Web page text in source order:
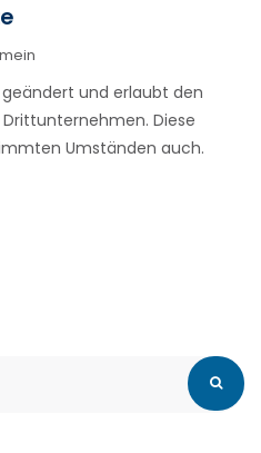
und erlaubt den
Diese
Umständen auch.